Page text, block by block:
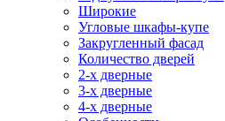
Широкие
Угловые шкафы-купе
Закругленный фасад
Количество дверей
2-х дверные
3-х дверные
4-х дверные